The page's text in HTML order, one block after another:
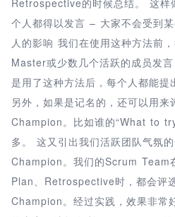
个人都得以发言 – 大家不会受到某
人的影响 我们在使用这种方法前
Master或少数几个活跃的成员发言
是用了这种方法后，每个人都能提
另外，如果是记名的，还可以用
Champion。比如谁的“What to
多。 这又引出我们活跃团队气氛
Champion。我们的Scrum Team
Plan、Retrospective时，都会评
Champion。经过实践，效果非常